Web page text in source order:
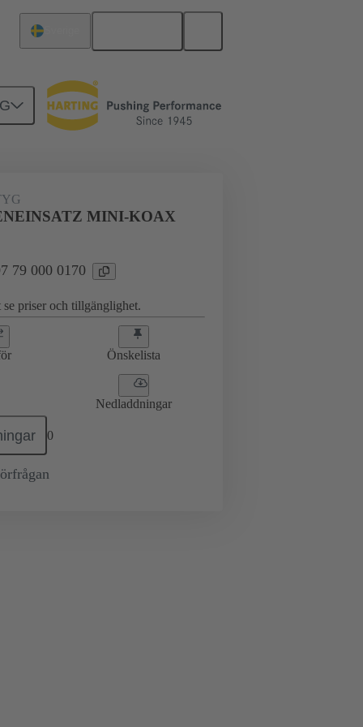
MINI-KOAX
79 000 0170
priser och tillgänglighet.
Önskelista
Nedladdningar
0